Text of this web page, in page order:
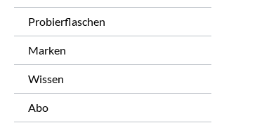
Probierflaschen
Marken
Wissen
Abo